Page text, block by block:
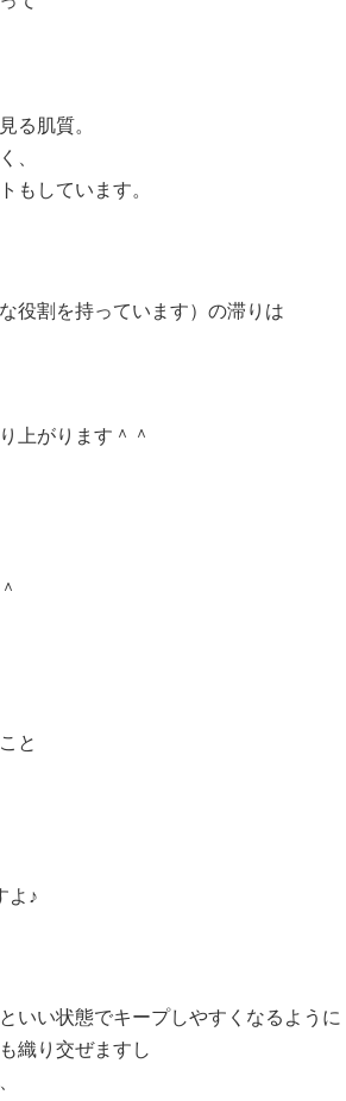
る肌質。
、
もしています。
役割を持っています）の滞りは
上がります＾＾
と
よ♪
いい状態でキープしやすくなるように
織り交ぜますし